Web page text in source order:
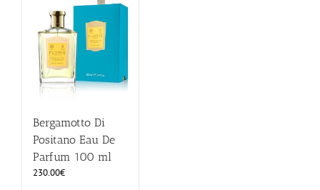
ILLUMINAZIONE
FUORI PRODUZIONE
BOMBONIERE
BELLINI HO.RE.CA
Bergamotto Di
Positano Eau De
Parfum 100 ml
230.00€